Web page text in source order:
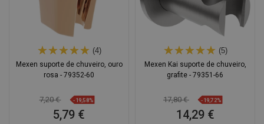
(4)
Mexen suporte de chuveiro, ouro
rosa - 79352-60
7,20 € -19,58%
5,79 €
(5)
Mexen Kai suporte de chuveiro,
grafite - 79351-66
17,80 € -19,72%
14,29 €